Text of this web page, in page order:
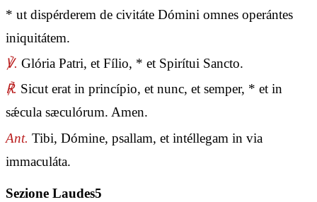
* ut dispérderem de civitáte Dómini omnes operántes
iniquitátem.
℣. Glória Patri, et Fílio, * et Spirítui Sancto.
℟. Sicut erat in princípio, et nunc, et semper, * et in
sǽcula sæculórum. Amen.
Ant. Tibi, Dómine, psallam, et intéllegam in via
immaculáta.
Sezione Laudes5